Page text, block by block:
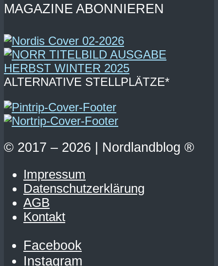
MAGAZINE ABONNIEREN
ALTERNATIVE STELLPLÄTZE*
© 2017 – 2026 | Nordlandblog ®
Impressum
Datenschutzerklärung
AGB
Kontakt
Facebook
Instagram